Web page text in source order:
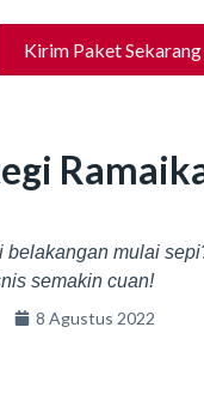
Kirim Paket Sekarang
mulai
semakin cuan!
8 Agustus 2022